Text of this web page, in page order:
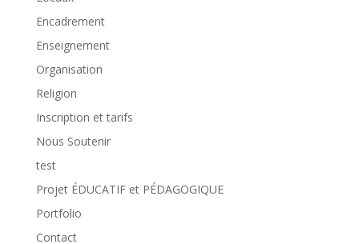
Encadrement
Enseignement
Organisation
Religion
Inscription et tarifs
Nous Soutenir
test
Projet ÉDUCATIF et PÉDAGOGIQUE
Portfolio
Contact